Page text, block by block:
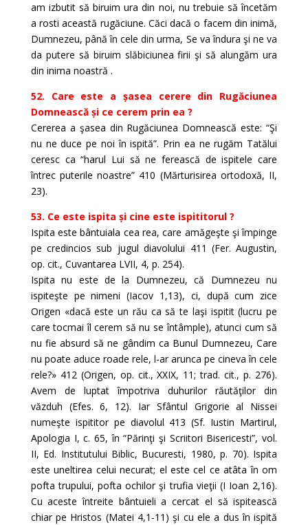
am izbutit să biruim ura din noi, nu trebuie să încetăm
a rosti această rugăciune. Căci dacă o facem din inimă,
Dumnezeu, până în cele din urma, Se va îndura şi ne va
da putere să biruim slăbiciunea firii şi să alungăm ura
din inima noastră .
52. Care este a șasea cerere din Rugăciunea
Domnească și ce cerem prin ea ?
Cererea a şasea din Rugăciunea Domnească este: “Şi
nu ne duce pe noi în ispită”. Prin ea ne rugăm Tatălui
ceresc ca “harul Lui să ne ferească de ispitele care
întrec puterile noastre” 410 (Mărturisirea ortodoxă, II,
23).
53. Ce este ispita și cine este ispititorul ?
Ispita este bântuiala cea rea, care amăgeşte şi împinge
pe credincios sub jugul diavolului 411 (Fer. Augustin,
op. cit., Cuvantarea LVII, 4, p. 254).
Ispita nu este de la Dumnezeu, că Dumnezeu nu
ispiteşte pe nimeni (Iacov 1,13), ci, după cum zice
Origen «dacă este un rău ca să te laşi ispitit (lucru pe
care tocmai îl cerem să nu se întâmple), atunci cum să
nu fie absurd să ne gândim ca Bunul Dumnezeu, Care
nu poate aduce roade rele, l-ar arunca pe cineva în cele
rele?» 412 (Origen, op. cit., XXIX, 11; trad. cit., p. 276).
Avem de luptat împotriva duhurilor răutăţilor din
văzduh (Efes. 6, 12). Iar Sfântul Grigorie al Nissei
numeşte ispititor pe diavolul 413 (Sf. Iustin Martirul,
Apologia I, c. 65, în “Părinţi şi Scriitori Bisericesti”, vol.
II, Ed. Institutului Biblic, Bucuresti, 1980, p. 70). Ispita
este uneltirea celui necurat; el este cel ce atâta în om
pofta trupului, pofta ochilor şi trufia vieţii (I Ioan 2,16).
Cu aceste întreite bântuieli a cercat el să ispitească
chiar pe Hristos (Matei 4,1-11) şi cu ele a dus în ispită